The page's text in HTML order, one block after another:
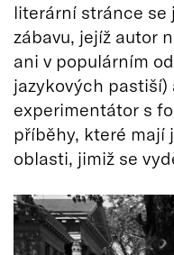
literární stránce se
zábavu, jejíž autor
ani v populárním
jazykových pastiší)
experimentátor s
příběhy, které mají
oblasti, jimiž se